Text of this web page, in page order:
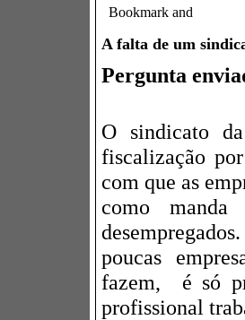
A falta de um
Pergunta
O sindicato
fiscalização
com que as
como
poucas
fazem, é só
profissional